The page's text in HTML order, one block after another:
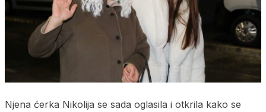
Njena ćerka Nikolija se sada oglasila i otkrila kako se